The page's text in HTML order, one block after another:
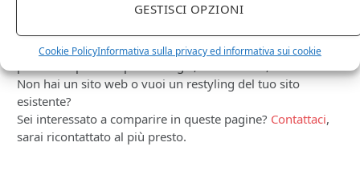
GESTISCI OPZIONI
Cookie PolicyInformativa sulla privacy ed informativa sui cookie
Ti occupi della produzione e vendita di vini, spumanti,
liquori distillati?
Hai un negozio specializzato nella vendita di questi
Non hai un sito web o vuoi un restyling del tuo sito
esistente?
Sei interessato a comparire in queste pagine? Contattaci,
sarai ricontattato al più presto.